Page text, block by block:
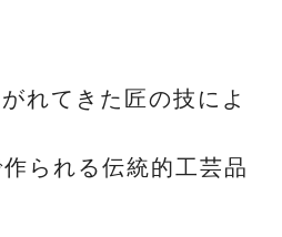
れてきた匠の技によ
られる伝統的工芸品